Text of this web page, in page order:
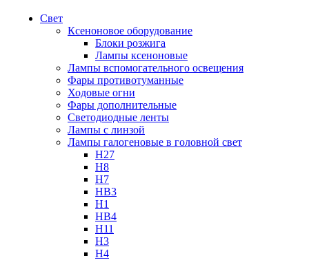
Свет
Ксеноновое оборудование
Блоки розжига
Лампы ксеноновые
Лампы вспомогательного освещения
Фары противотуманные
Ходовые огни
Фары дополнительные
Светодиодные ленты
Лампы с линзой
Лампы галогеновые в головной свет
H27
H8
H7
HB3
H1
HB4
H11
H3
H4